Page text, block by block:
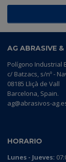
AG ABRASIVE
Polígono Industrial
c/ Batzacs, s/nº -
08185 Lliçà de Vall
Barcelona, Spain.
ag@abrasivos-
HORARIO
Lunes - Jueves: